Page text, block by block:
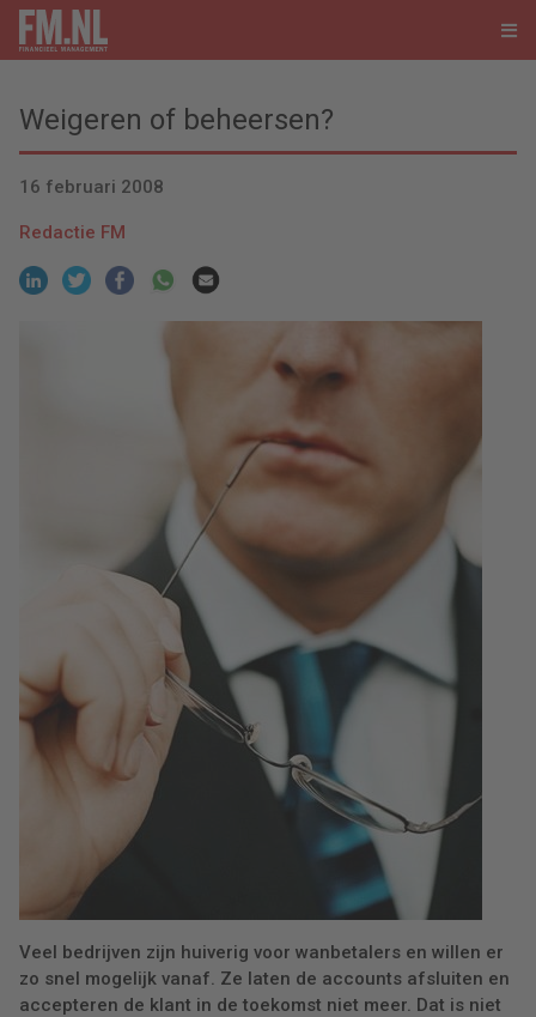
Weigeren of beheersen?
16 februari 2008
Redactie FM
Veel bedrijven zijn huiverig voor wanbetalers en willen er
zo snel mogelijk vanaf. Ze laten de accounts afsluiten en
accepteren de klant in de toekomst niet meer. Dat is niet